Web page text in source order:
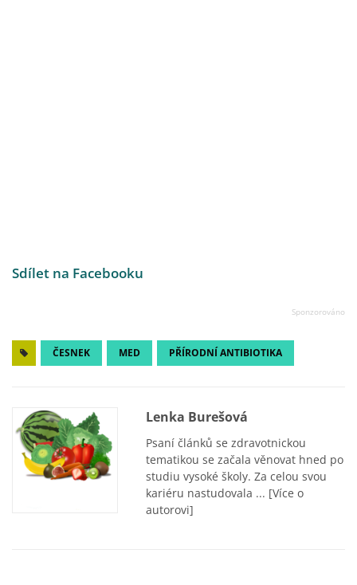
Sdílet na Facebooku
ČESNEK MED PŘÍRODNÍ ANTIBIOTIKA
Lenka Burešová
Psaní článků se zdravotnickou
tematikou se začala věnovat hned po
studiu vysoké školy. Za celou svou
kariéru nastudovala ... [Více o
autorovi]